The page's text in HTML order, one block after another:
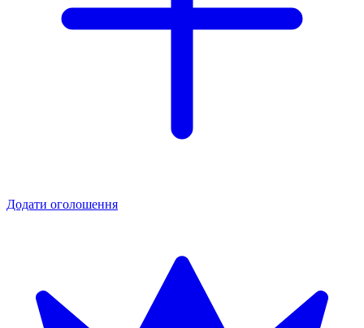
Додати оголошення